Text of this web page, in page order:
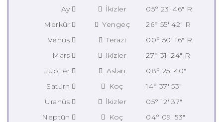
Ay
İkizler
05° 23' 46" R
Merkür
Yengeç
26° 55' 42" R
Venüs
Terazi
00° 50' 16" R
Mars
İkizler
27° 31' 24" R
Jüpiter
Aslan
08° 25' 40"
Satürn
Koç
14° 37' 53"
Uranüs
İkizler
05° 12' 37"
Neptün
Koç
04° 09' 53"